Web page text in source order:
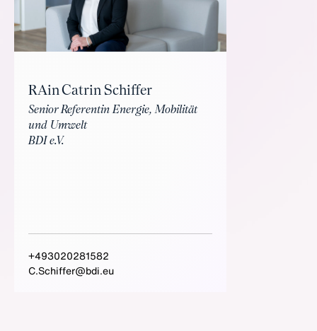
RAin Catrin Schiffer
Senior Referentin Energie, Mobilität
und Umwelt
BDI e.V.
+493020281582
C.Schiffer@bdi.eu